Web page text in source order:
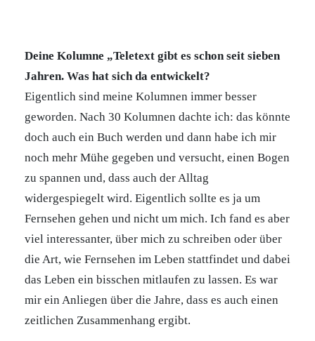
Deine Kolumne „Teletext gibt es schon seit sieben
Jahren. Was hat sich da entwickelt?
Eigentlich sind meine Kolumnen immer besser
geworden. Nach 30 Kolumnen dachte ich: das könnte
doch auch ein Buch werden und dann habe ich mir
noch mehr Mühe gegeben und versucht, einen Bogen
zu spannen und, dass auch der Alltag
widergespiegelt wird. Eigentlich sollte es ja um
Fernsehen gehen und nicht um mich. Ich fand es aber
viel interessanter, über mich zu schreiben oder über
die Art, wie Fernsehen im Leben stattfindet und dabei
das Leben ein bisschen mitlaufen zu lassen. Es war
mir ein Anliegen über die Jahre, dass es auch einen
zeitlichen Zusammenhang ergibt.